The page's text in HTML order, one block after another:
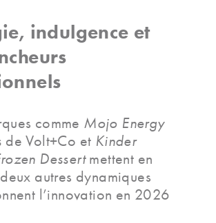
indulgence et
comme Mojo Energy
de Volt+Co et Kinder
Dessertmettent en
autres dynamiques
l’innovation en 2026